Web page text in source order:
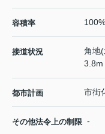
容積率 100%
接道状況
角地
3.8m
都市計画 市街
その他法令上の制限 -